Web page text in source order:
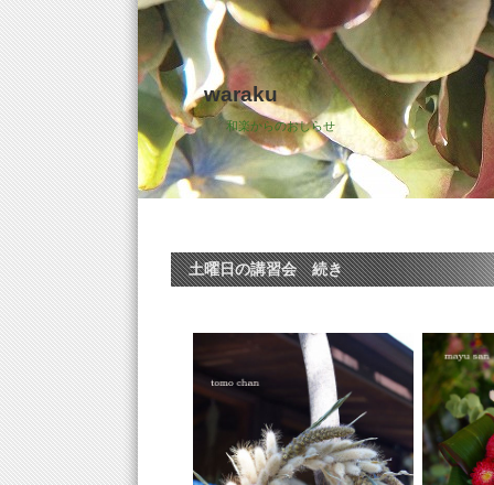
waraku
和楽からのおしらせ
土曜日の講習会 続き